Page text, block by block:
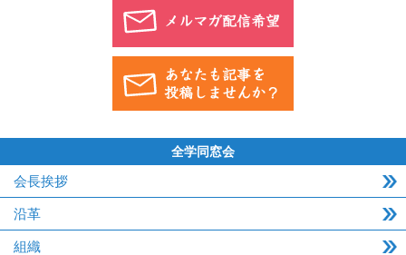
全学同窓会
会長挨拶
沿革
組織